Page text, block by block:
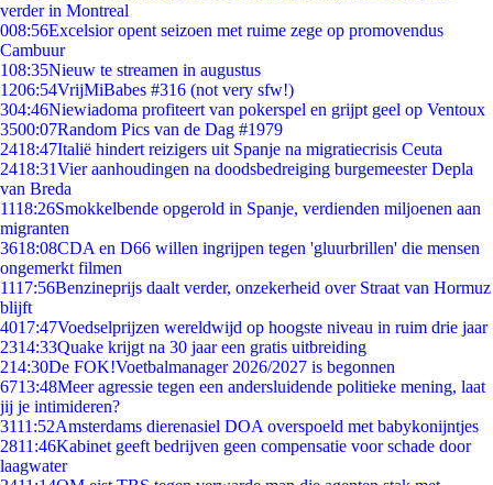
verder in Montreal
008:56Excelsior opent seizoen met ruime zege op promovendus
Cambuur
108:35Nieuw te streamen in augustus
1206:54VrijMiBabes #316 (not very sfw!)
304:46Niewiadoma profiteert van pokerspel en grijpt geel op Ventoux
3500:07Random Pics van de Dag #1979
2418:47Italië hindert reizigers uit Spanje na migratiecrisis Ceuta
2418:31Vier aanhoudingen na doodsbedreiging burgemeester Depla
van Breda
1118:26Smokkelbende opgerold in Spanje, verdienden miljoenen aan
migranten
3618:08CDA en D66 willen ingrijpen tegen 'gluurbrillen' die mensen
ongemerkt filmen
1117:56Benzineprijs daalt verder, onzekerheid over Straat van Hormuz
blijft
4017:47Voedselprijzen wereldwijd op hoogste niveau in ruim drie jaar
2314:33Quake krijgt na 30 jaar een gratis uitbreiding
214:30De FOK!Voetbalmanager 2026/2027 is begonnen
6713:48Meer agressie tegen een andersluidende politieke mening, laat
jij je intimideren?
3111:52Amsterdams dierenasiel DOA overspoeld met babykonijntjes
2811:46Kabinet geeft bedrijven geen compensatie voor schade door
laagwater